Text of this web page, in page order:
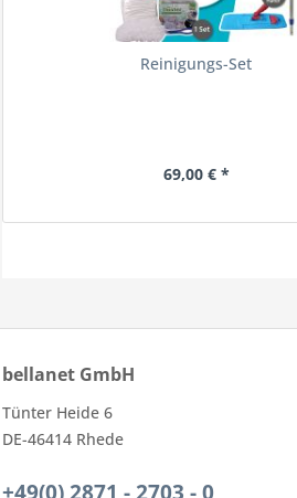
Reinigungs-Set
69,00 € *
bellanet GmbH
Tünter Heide 6
DE-46414 Rhede